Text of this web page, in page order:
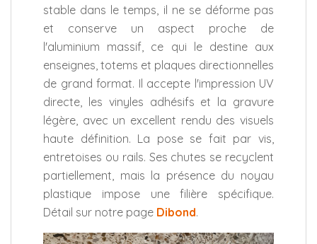
stable dans le temps, il ne se déforme pas
et conserve un aspect proche de
l'aluminium massif, ce qui le destine aux
enseignes, totems et plaques directionnelles
de grand format. Il accepte l'impression UV
directe, les vinyles adhésifs et la gravure
légère, avec un excellent rendu des visuels
haute définition. La pose se fait par vis,
entretoises ou rails. Ses chutes se recyclent
partiellement, mais la présence du noyau
plastique impose une filière spécifique.
Détail sur notre page Dibond.